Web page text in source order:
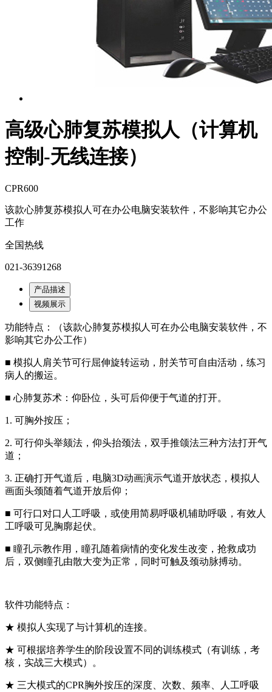
高级心肺复苏模拟人（计算机
控制-无线连接）
CPR600
该款心肺复苏模拟人可在办公电脑安装软件，不影响其它办公
工作
全国热线
021-36391268
产品描述
视频展示
功能特点：（该款心肺复苏模拟人可在办公电脑安装软件，不
影响其它办公工作）
■ 模拟人肩关节可行屈伸旋转运动，肘关节可自由活动，练习
病人的搬运。
■ 心肺复苏术：仰卧位，头可后仰便于气道的打开。
1. 可胸外按压；
2. 可行仰头举颏法，仰头抬颈法，双手推颌法三种方法打开气
道；
3. 正确打开气道后，电脑3D动画演示气道开放状态，模拟人
画面头颈随着气道开放后仰；
■ 可行口对口人工呼吸，或使用简易呼吸机辅助呼吸，有效人
工呼吸可见胸廓起伏。
■ 瞳孔示教作用，瞳孔随着病情的变化发生改变，抢救成功
后，双侧瞳孔由散大变为正常，同时可触及颈动脉搏动。
软件功能特点：
★ 模拟人实现了与计算机的连接。
★ 可根据培养学生的阶段设置不同的训练模式（有训练，考
核，实战三大模式）。
★ 三大模式的CPR胸外按压的深度、次数、频率、人工呼吸